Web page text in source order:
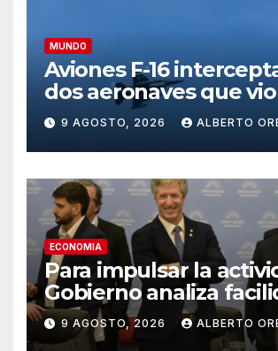
MUNDO
Aviones F-16
dos aeronaves que
el espacio aéreo del
donde estaba Donald
9 AGOSTO, 2026 ALBERTO
ECONOMIA
Para impulsar la
Gobierno analiza
para que los bancos
prestar dólares
9 AGOSTO, 2026 ALBERTO